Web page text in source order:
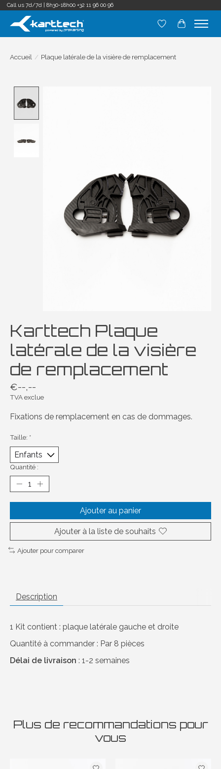
Call us 7d/7d | 8h30-18h00 +32 11 96 00 96
Liste dePanier
Accueil / Plaque latérale de la visière de remplacement
Karttech Plaque
latérale de la visière
de remplacement
€--,--
TVA exclue
Fixations de remplacement en cas de dommages.
Taille: *
Quantité :
Ajouter au panier
Ajouter à la liste de souhaits
Ajouter pour comparer
Description
1 Kit contient : plaque latérale gauche et droite
Quantité à commander : Par 8 pièces
Délai de livraison : 1-2 semaines
Plus de recommandations pour
vous
Articles du carrousel de produits